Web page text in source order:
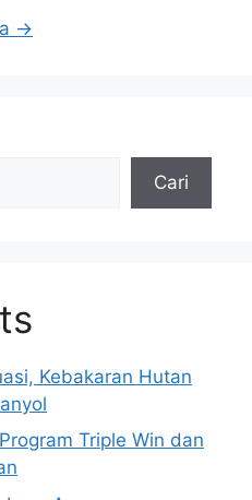
→
Cari
Kebakaran Hutan
Triple Win dan